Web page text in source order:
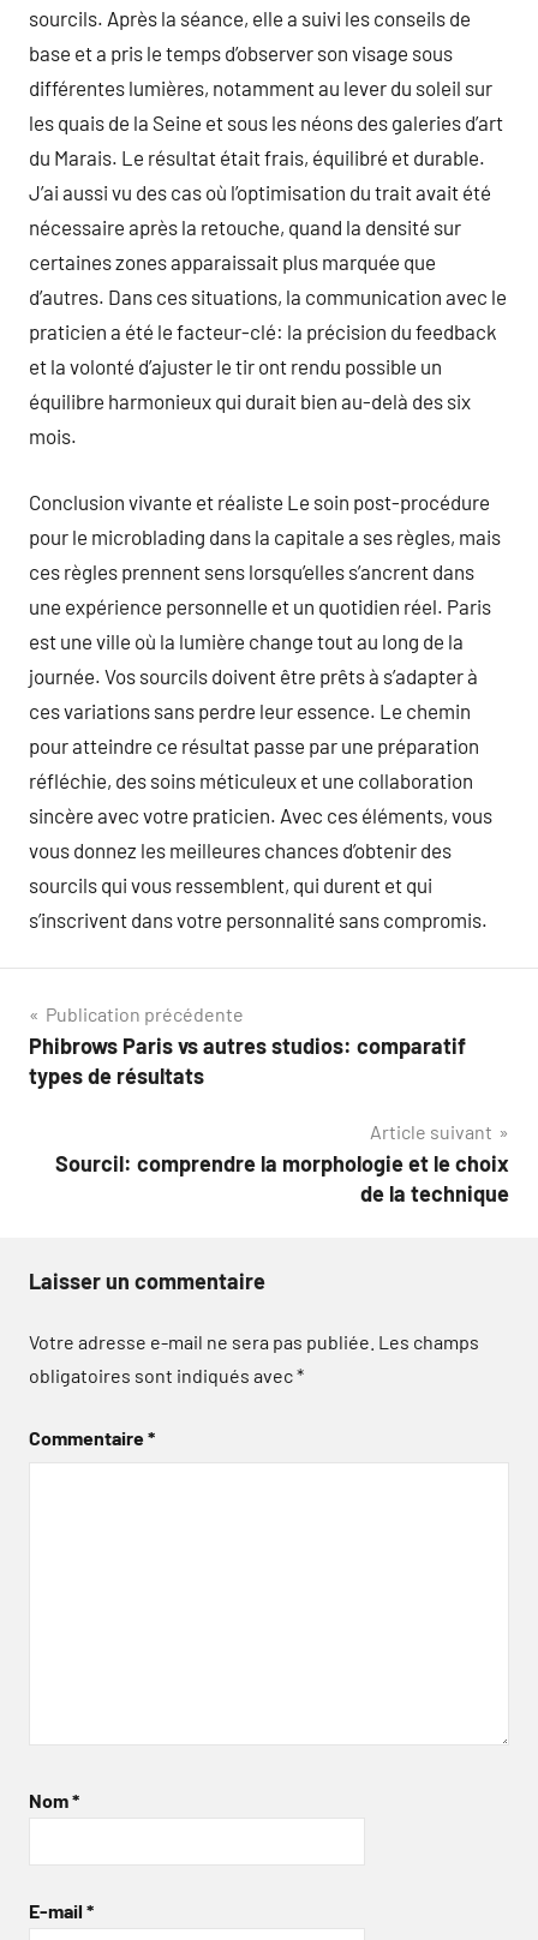
sourcils. Après la séance, elle a suivi les conseils de
base et a pris le temps d’observer son visage sous
différentes lumières, notamment au lever du soleil sur
les quais de la Seine et sous les néons des galeries d’art
du Marais. Le résultat était frais, équilibré et durable.
J’ai aussi vu des cas où l’optimisation du trait avait été
nécessaire après la retouche, quand la densité sur
certaines zones apparaissait plus marquée que
d’autres. Dans ces situations, la communication avec le
praticien a été le facteur-clé: la précision du feedback
et la volonté d’ajuster le tir ont rendu possible un
équilibre harmonieux qui durait bien au-delà des six
mois.
Conclusion vivante et réaliste Le soin post-procédure
pour le microblading dans la capitale a ses règles, mais
ces règles prennent sens lorsqu’elles s’ancrent dans
une expérience personnelle et un quotidien réel. Paris
est une ville où la lumière change tout au long de la
journée. Vos sourcils doivent être prêts à s’adapter à
ces variations sans perdre leur essence. Le chemin
pour atteindre ce résultat passe par une préparation
réfléchie, des soins méticuleux et une collaboration
sincère avec votre praticien. Avec ces éléments, vous
vous donnez les meilleures chances d’obtenir des
sourcils qui vous ressemblent, qui durent et qui
s’inscrivent dans votre personnalité sans compromis.
Navigation
de
Publication précédente
Phibrows Paris vs autres studios: comparatif
types de résultats
Article suivant
Sourcil: comprendre la morphologie et le choix
de la technique
Laisser un commentaire
Votre adresse e-mail ne sera pas publiée. Les champs
obligatoires sont indiqués avec*
Commentaire*
Nom*
E-mail *